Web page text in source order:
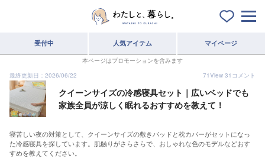
受付中 人気アイテム マイページ
本ページはプロモーションを含みます
最終更新日：2026/06/22
71View 31 コメント
クイーンサイズの冷感寝具セット｜広いベッドでも
家族全員が涼しく眠れるおすすめを教えて！
寝苦しい夜の対策として、クイーンサイズの敷きパッドと枕カバーがセットになっ
た冷感寝具を探しています。肌触りがさらさらで、おしゃれな色のモデルなどおす
すめを教えてください。